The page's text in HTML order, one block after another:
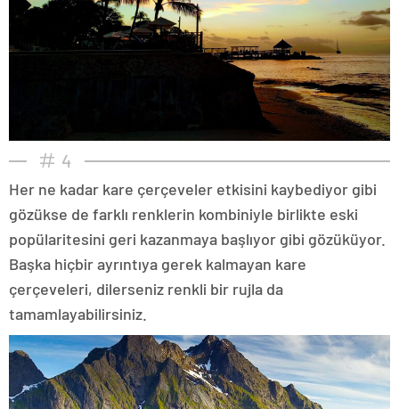
4
Her ne kadar kare çerçeveler etkisini kaybediyor gibi
gözükse de farklı renklerin kombiniyle birlikte eski
popülaritesini geri kazanmaya başlıyor gibi gözüküyor.
Başka hiçbir ayrıntıya gerek kalmayan kare
çerçeveleri, dilerseniz renkli bir rujla da
tamamlayabilirsiniz.